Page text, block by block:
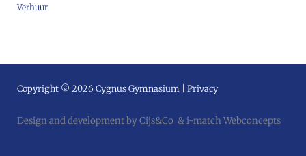
Verhuur
Copyright © 2026 Cygnus Gymnasium | Privacy
Design and development by Cijs&Co &i-match Webconcepts